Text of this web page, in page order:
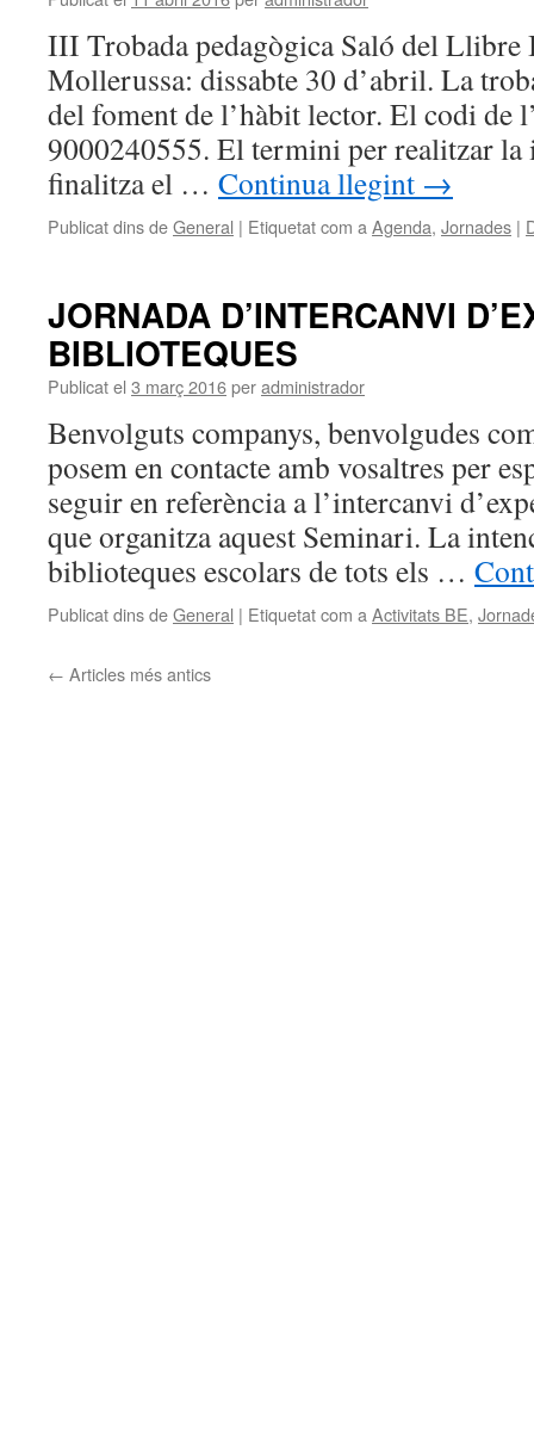
III Trobada pedagògica Saló del
Mollerussa: dissabte 30 d’abril. La
del foment de l’hàbit lector. El codi de
9000240555. El termini per realitzar
finalitza el … Continua llegint →
Publicat dins deGeneral | Etiquetat com a Agenda, Jornades |
JORNADA D’INTERCANVI
BIBLIOTEQUES
Publicat el 3 març 2016peradministrador
Benvolguts companys, benvolgudes
posem en contacte amb vosaltres per
seguir en referència a l’intercanvi
que organitza aquest Seminari. La
biblioteques escolars de tots els …
Publicat dins deGeneral | Etiquetat com a Activitats BE,
← Articles més antics